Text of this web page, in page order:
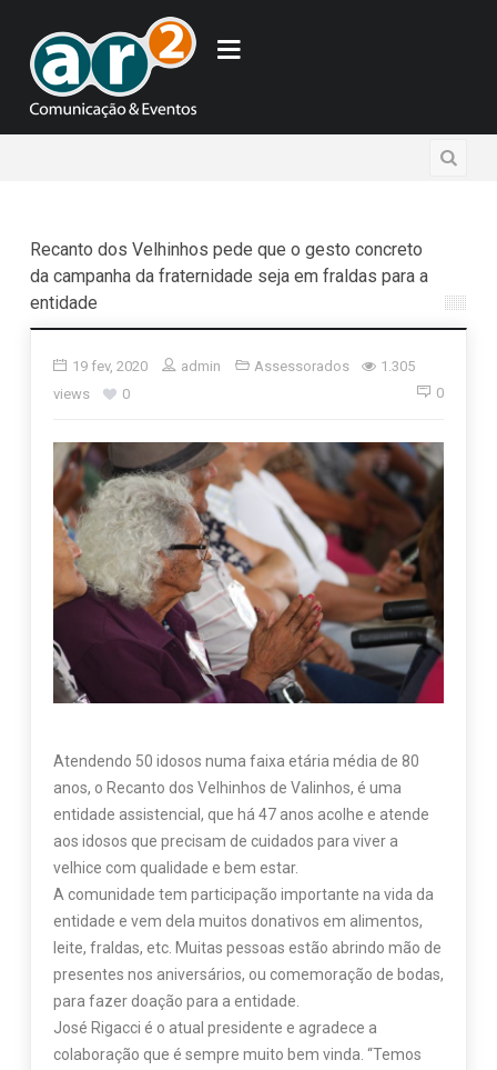
Recanto dos Velhinhos pede que o gesto concreto
da campanha da fraternidade seja em fraldas para a
entidade
19 fev, 2020 admin Assessorados
1.305
views
0 0
Atendendo 50 idosos numa faixa etária média de 80
anos, o Recanto dos Velhinhos de Valinhos, é uma
entidade assistencial, que há 47 anos acolhe e atende
aos idosos que precisam de cuidados para viver a
velhice com qualidade e bem estar.
A comunidade tem participação importante na vida da
entidade e vem dela muitos donativos em alimentos,
leite, fraldas, etc. Muitas pessoas estão abrindo mão de
presentes nos aniversários, ou comemoração de bodas,
para fazer doação para a entidade.
José Rigacci é o atual presidente e agradece a
colaboração que é sempre muito bem vinda. “Temos